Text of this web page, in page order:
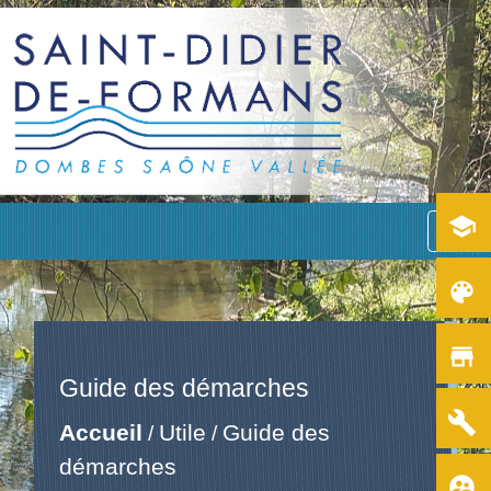
menu
Guide des démarches
Accueil / Utile / Guide des
démarches
school
color_lens
store
build